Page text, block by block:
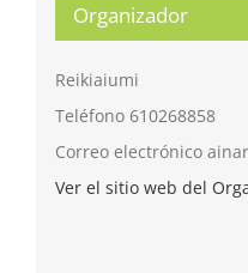
Organizador
Reikiaiumi
Teléfono 610268858
Correo electrónico
Ver el sitio web del